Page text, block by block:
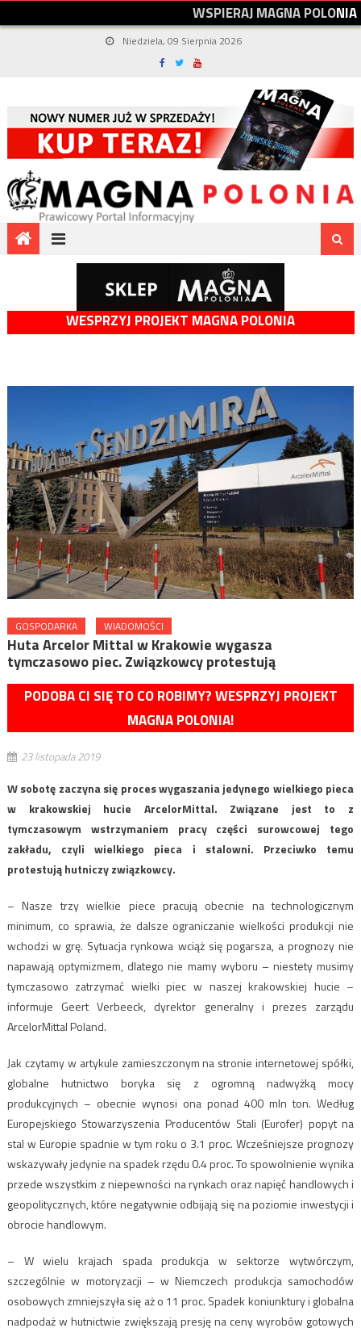
WSPIERAJMAGNAPOLONIA
Niedziela, 09 Sierpnia 2026
WESPRZYJ PROJEKT MAGNA POLONIA
GOSPODARKA WIADOMOŚCI
Huta Arcelor Mittal w Krakowie wygasza
tymczasowo piec. Związkowcy protestują
PODOBA CI SIĘ TO CO ROBIMY? WESPRZYJ PROJEKT
MAGNA POLONIA!
23 listopada 2019
W sobotę zaczyna się proces wygaszania jedynego wielkiego pieca
w krakowskiej hucie ArcelorMittal. Związane jest to z
tymczasowym wstrzymaniem pracy części surowcowej tego
zakładu, czyli wielkiego pieca i stalowni. Przeciwko temu
protestują hutniczy związkowcy.
– Nasze trzy wielkie piece pracują obecnie na technologicznym
minimum, co sprawia, że dalsze ograniczanie wielkości produkcji nie
wchodzi w grę. Sytuacja rynkowa wciąż się pogarsza, a prognozy nie
napawają optymizmem, dlatego nie mamy wyboru – niestety musimy
tymczasowo zatrzymać wielki piec w naszej krakowskiej hucie –
informuje Geert Verbeeck, dyrektor generalny i prezes zarządu
ArcelorMittal Poland.
Jak czytamy w artykule zamieszczonym na stronie internetowej spółki,
globalne hutnictwo boryka się z ogromną nadwyżką mocy
produkcyjnych – obecnie wynosi ona ponad 400 mln ton. Według
Europejskiego Stowarzyszenia Producentów Stali (Eurofer) popyt na
stal w Europie spadnie w tym roku o 3.1 proc. Wcześniejsze prognozy
wskazywały jedynie na spadek rzędu 0.4 proc. To spowolnienie wynika
przede wszystkim z niepewności na rynkach oraz napięć handlowych i
geopolitycznych, które negatywnie odbijają się na poziomie inwestycji i
obrocie handlowym.
– W wielu krajach spada produkcja w sektorze wytwórczym,
szczególnie w motoryzacji – w Niemczech produkcja samochodów
osobowych zmniejszyła się aż o 11 proc. Spadek koniunktury i globalna
nadpodaż w hutnictwie zwiększają presję na ceny wyrobów gotowych